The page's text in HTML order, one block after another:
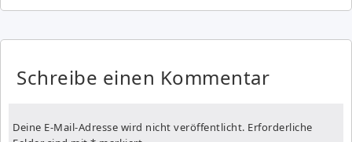
Schreibe einen Kommentar
Deine E-Mail-Adresse wird nicht veröffentlicht. Erforderliche